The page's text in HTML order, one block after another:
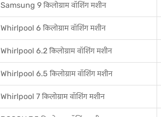
Samsung 9 किलोग्राम वॉशिंग मशीन
Whirlpool 6 किलोग्राम वॉशिंग मशीन
Whirlpool 6.2 किलोग्राम वॉशिंग मशीन
Whirlpool 6.5 किलोग्राम वॉशिंग मशीन
Whirlpool 7 किलोग्राम वॉशिंग मशीन